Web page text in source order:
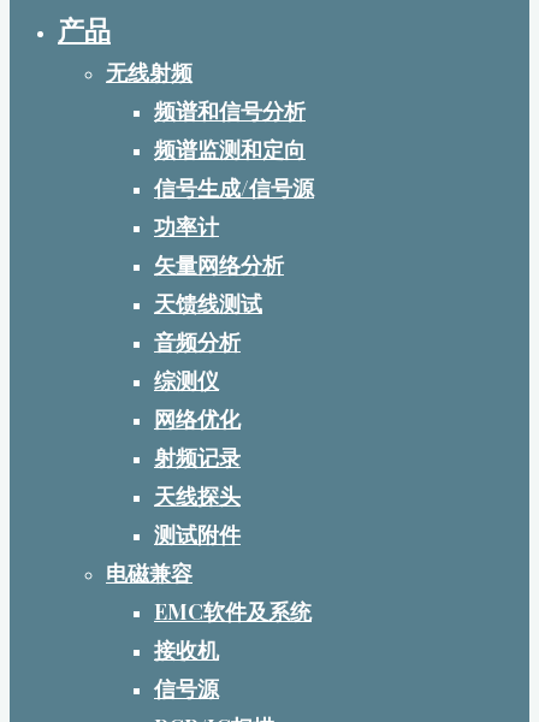
产品
无线射频
频谱和信号分析
频谱监测和定向
信号生成/信号源
功率计
矢量网络分析
天馈线测试
音频分析
综测仪
网络优化
射频记录
天线探头
测试附件
电磁兼容
EMC软件及系统
接收机
信号源